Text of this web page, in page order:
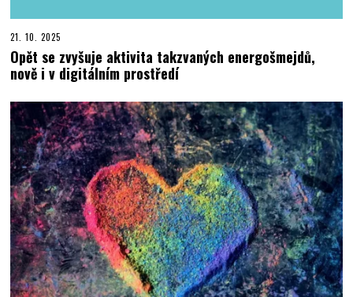
21. 10. 2025
Opět se zvyšuje aktivita takzvaných energošmejdů,
nově i v digitálním prostředí